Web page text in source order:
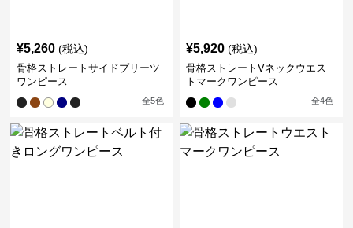
¥5,260 (税込)
骨格ストレートサイドプリーツ
ワンピース
全5色
¥5,920 (税込)
骨格ストレートVネックウエス
トマークワンピース
全4色